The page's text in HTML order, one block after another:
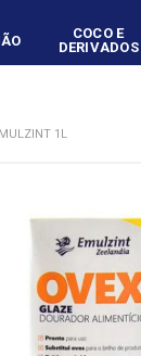
COCO E
DERIVADOS
1L